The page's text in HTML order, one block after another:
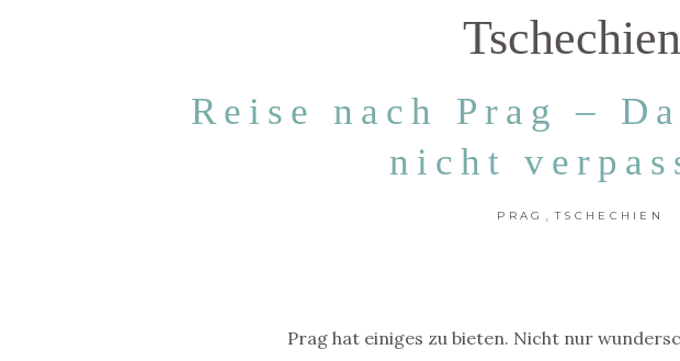
Tschechien
Reise nach Prag –
nicht
PRAG TSCHECHIEN
Prag hat einiges zu bieten. Nicht nur